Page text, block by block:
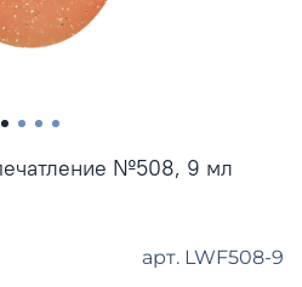
арт. LWF508-9
№508, 9 мл